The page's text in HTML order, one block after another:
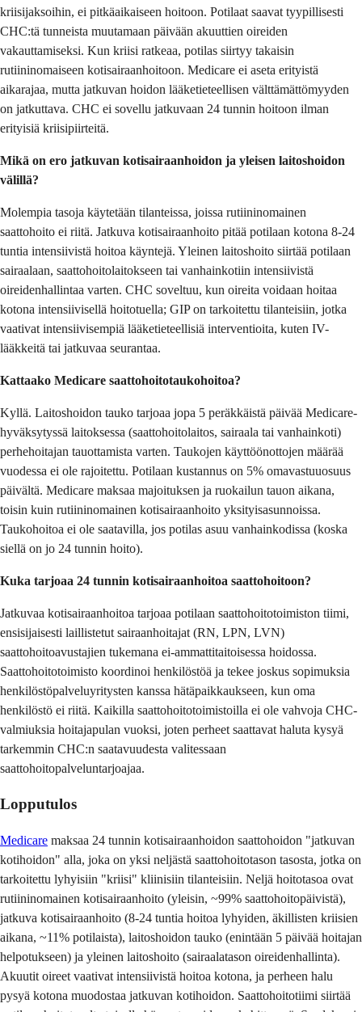
kriisijaksoihin, ei pitkäaikaiseen hoitoon. Potilaat saavat tyypillisesti
CHC:tä tunneista muutamaan päivään akuuttien oireiden
vakauttamiseksi. Kun kriisi ratkeaa, potilas siirtyy takaisin
rutiininomaiseen kotisairaanhoitoon. Medicare ei aseta erityistä
aikarajaa, mutta jatkuvan hoidon lääketieteellisen välttämättömyyden
on jatkuttava. CHC ei sovellu jatkuvaan 24 tunnin hoitoon ilman
erityisiä kriisipiirteitä.
Mikä on ero jatkuvan kotisairaanhoidon ja yleisen laitoshoidon
välillä?
Molempia tasoja käytetään tilanteissa, joissa rutiininomainen
saattohoito ei riitä. Jatkuva kotisairaanhoito pitää potilaan kotona 8-24
tuntia intensiivistä hoitoa käyntejä. Yleinen laitoshoito siirtää potilaan
sairaalaan, saattohoitolaitokseen tai vanhainkotiin intensiivistä
oireidenhallintaa varten. CHC soveltuu, kun oireita voidaan hoitaa
kotona intensiivisellä hoitotuella; GIP on tarkoitettu tilanteisiin, jotka
vaativat intensiivisempiä lääketieteellisiä interventioita, kuten IV-
lääkkeitä tai jatkuvaa seurantaa.
Kattaako Medicare saattohoitotaukohoitoa?
Kyllä. Laitoshoidon tauko tarjoaa jopa 5 peräkkäistä päivää Medicare-
hyväksytyssä laitoksessa (saattohoitolaitos, sairaala tai vanhainkoti)
perhehoitajan tauottamista varten. Taukojen käyttöönottojen määrää
vuodessa ei ole rajoitettu. Potilaan kustannus on 5% omavastuuosuus
päivältä. Medicare maksaa majoituksen ja ruokailun tauon aikana,
toisin kuin rutiininomainen kotisairaanhoito yksityisasunnoissa.
Taukohoitoa ei ole saatavilla, jos potilas asuu vanhainkodissa (koska
siellä on jo 24 tunnin hoito).
Kuka tarjoaa 24 tunnin kotisairaanhoitoa saattohoitoon?
Jatkuvaa kotisairaanhoitoa tarjoaa potilaan saattohoitotoimiston tiimi,
ensisijaisesti laillistetut sairaanhoitajat (RN, LPN, LVN)
saattohoitoavustajien tukemana ei-ammattitaitoisessa hoidossa.
Saattohoitotoimisto koordinoi henkilöstöä ja tekee joskus sopimuksia
henkilöstöpalveluyritysten kanssa hätäpaikkaukseen, kun oma
henkilöstö ei riitä. Kaikilla saattohoitotoimistoilla ei ole vahvoja CHC-
valmiuksia hoitajapulan vuoksi, joten perheet saattavat haluta kysyä
tarkemmin CHC:n saatavuudesta valitessaan
saattohoitopalveluntarjoajaa.
Lopputulos
Medicare maksaa 24 tunnin kotisairaanhoidon saattohoidon "jatkuvan
kotihoidon" alla, joka on yksi neljästä saattohoitotason tasosta, jotka on
tarkoitettu lyhyisiin "kriisi" kliinisiin tilanteisiin. Neljä hoitotasoa ovat
rutiininomainen kotisairaanhoito (yleisin, ~99% saattohoitopäivistä),
jatkuva kotisairaanhoito (8-24 tuntia hoitoa lyhyiden, äkillisten kriisien
aikana, ~11% potilaista), laitoshoidon tauko (enintään 5 päivää hoitajan
helpotukseen) ja yleinen laitoshoito (sairaalatason oireidenhallinta).
Akuutit oireet vaativat intensiivistä hoitoa kotona, ja perheen halu
pysyä kotona muodostaa jatkuvan kotihoidon. Saattohoitotiimi siirtää